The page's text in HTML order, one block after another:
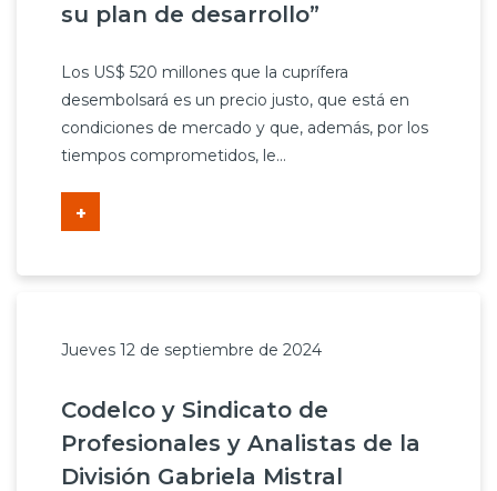
su plan de desarrollo”
Los US$ 520 millones que la cuprífera
desembolsará es un precio justo, que está en
condiciones de mercado y que, además, por los
tiempos comprometidos, le...
+
Jueves 12 de septiembre de 2024
Codelco y Sindicato de
Profesionales y Analistas de la
División Gabriela Mistral